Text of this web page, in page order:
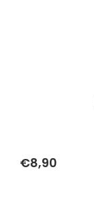
€8,90